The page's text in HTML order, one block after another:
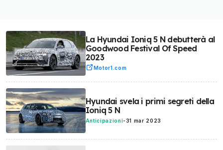
La Hyundai Ioniq 5 N debutterà al
Goodwood Festival Of Speed
2023
Motor1.com
Hyundai svela i primi segreti della
Ioniq 5 N
Anticipazioni-31 mar 2023